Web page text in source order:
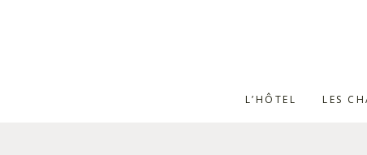
L’HÔTEL LES